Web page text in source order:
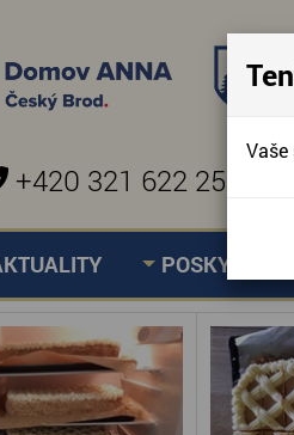
+420 321 622 257
» CHARITATIVNÍ